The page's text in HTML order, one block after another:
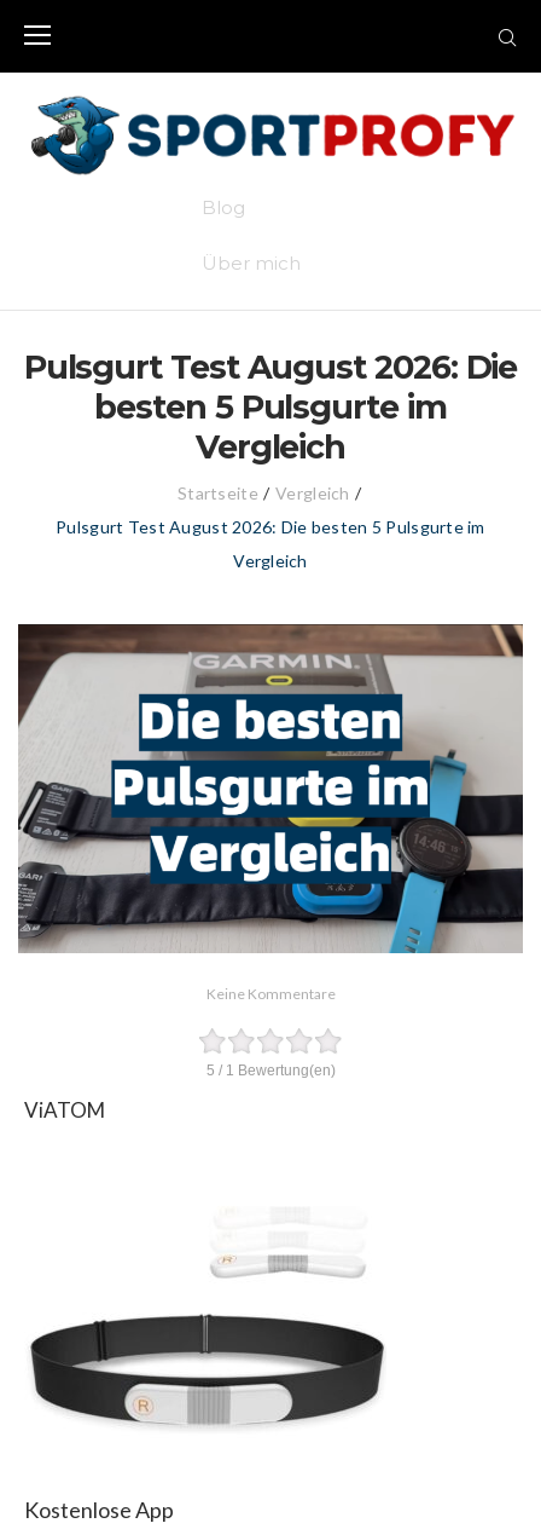
content
Blog
Über mich
Pulsgurt Test August 2026: Die
besten 5 Pulsgurte im
Vergleich
Startseite / Vergleich /
Pulsgurt Test August 2026: Die besten 5 Pulsgurte im
Vergleich
Keine Kommentare
5 / 1 Bewertung(en)
ViATOM
Kostenlose App